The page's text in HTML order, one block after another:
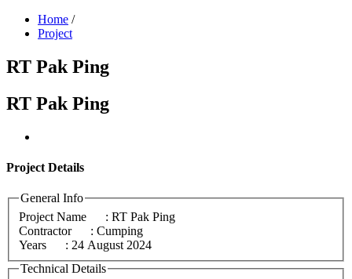
Home /
Project
RT Pak Ping
RT Pak Ping
Project Details
General Info
Project Name
: RT Pak Ping
Contractor
: Cumping
Years
: 24 August 2024
Technical Details